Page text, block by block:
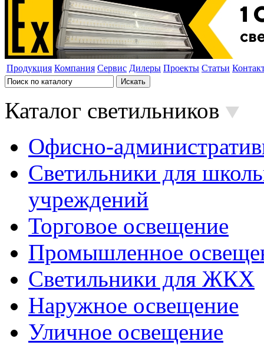
Продукция Компания Сервис Дилеры Проекты Статьи
Каталог светильников
Офисно-
Светильники для
учреждений
Торговое освещение
Промышленное
Светильники для ЖКХ
Наружное освещение
Уличное освещение